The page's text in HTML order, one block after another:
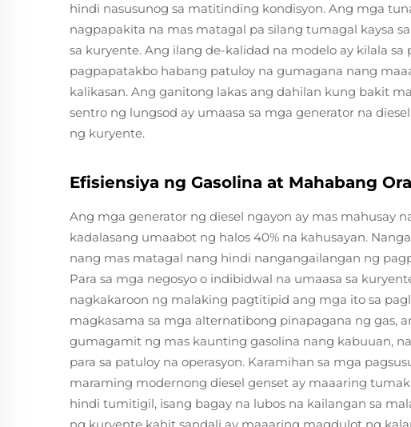
hindi nasusunog sa matitinding kondisyon. Ang mga
nagpapakita na mas matagal pa silang tumagal kaysa
sa kuryente. Ang ilang de-kalidad na modelo ay kilala
pagpapatakbo habang patuloy na gumagana nang
kalikasan. Ang ganitong lakas ang dahilan kung bakit
sentro ng lungsod ay umaasa sa mga generator na
ng kuryente.
Efisiensiya ng Gasolina at Mahabang
Ang mga generator ng diesel ngayon ay mas mahusay
kadalasang umaabot ng halos 40% na kahusayan.
nang mas matagal nang hindi nangangailangan ng
Para sa mga negosyo o indibidwal na umaasa sa
nagkakaroon ng malaking pagtitipid ang mga ito sa
magkasama sa mga alternatibong pinapagana ng gas,
gumagamit ng mas kaunting gasolina nang kabuuan,
para sa patuloy na operasyon. Karamihan sa mga
maraming modernong diesel genset ay maaaring
hindi tumitigil, isang bagay na lubos na kailangan sa